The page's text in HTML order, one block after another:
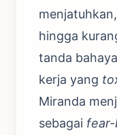
hingga
tanda
kerja yang
Miranda
sebagai fear-